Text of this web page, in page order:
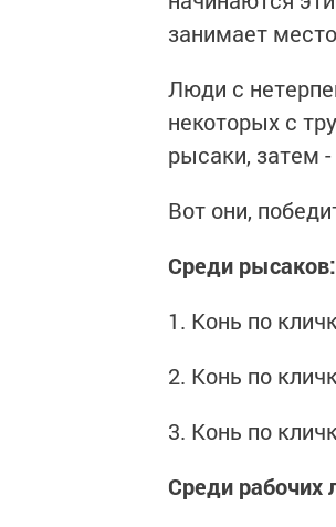
занимает
Люди с
некоторых с
рысаки, затем
Вот они,
Среди рысаков:
1. Конь по
2. Конь по
3. Конь по
Среди рабочих